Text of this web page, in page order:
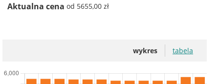
Aktualna cena od 5655,00 zł
wykres tabela